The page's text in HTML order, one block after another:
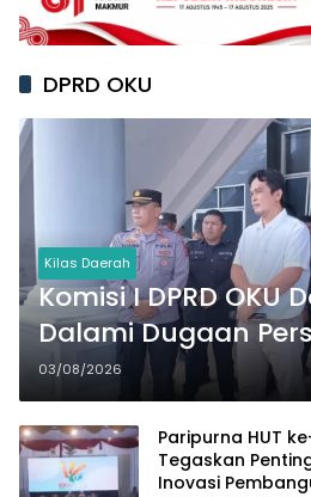
DPRD OKU
Kilas Daerah
Komisi I DPRD OKU
Dalami Dugaan
Pendidikan
03/08/2026
Paripurna HUT ke-
Tegaskan
Inovasi